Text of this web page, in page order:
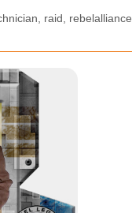
raid rebelalliance